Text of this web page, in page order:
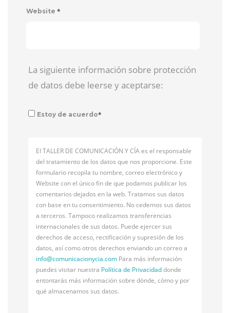
Website *
La siguiente información sobre protección
de datos debe leerse y aceptarse:
Estoy de acuerdo*
El TALLER DE COMUNICACIÓN Y CÍA es el responsable
del tratamiento de los datos que nos proporcione. Este
formulario recopila tu nombre, correo electrónico y
Website con el único fin de que podamos publicar los
comentarios dejados en la web. Tratamos sus datos
con base en tu consentimiento. No cedemos sus datos
a terceros. Tampoco realizamos transferencias
internacionales de sus datos. Puede ejercer sus
derechos de acceso, rectificación y supresión de los
datos, así como otros derechos enviando un correo a
info@comunicacionycia.com Para más información
puedes visitar nuestra Política de Privacidaddonde
entontarás más información sobre dónde, cómo y por
qué almacenamos sus datos.